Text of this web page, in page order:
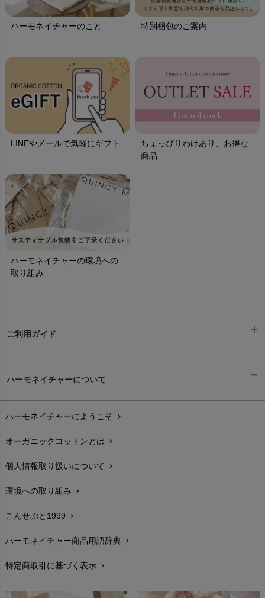
ハーモネイチャーのこと 特別梱包のご案内
LINEやメールで気軽にギフト
ちょっぴりわけあり、お得な
商品
ハーモネイチャーの環境への
取り組み
ご利用ガイド
配送と送料chevron_right
在庫状況と発送予定chevron_right
サイズ・寸法chevron_right
生地・素材chevron_right
お手入れについて
レビューを書こうchevron_right
返品交換chevron_right
FAXでのご注文
ハーモネイチャーについて
ハーモネイチャーにようこそ chevron_right
オーガニックコットンとは chevron_right
個人情報取り扱いについて chevron_right
環境への取り組み chevron_right
こんせぷと1999 chevron_right
ハーモネイチャー商品用語辞典 chevron_right
特定商取引に基づく表示 chevron_right